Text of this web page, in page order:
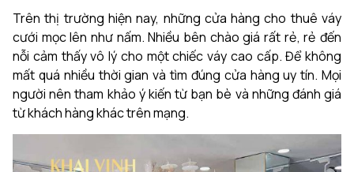
Trên thị trường hiện nay, những cửa hàng cho thuê váy
cưới mọc lên như nấm. Nhiều bên chào giá rất rẻ, rẻ đến
nỗi cảm thấy vô lý cho một chiếc váy cao cấp. Để không
mất quá nhiều thời gian và tìm đúng cửa hàng uy tín. Mọi
người nên tham khảo ý kiến từ bạn bè và những đánh giá
từ khách hàng khác trên mạng.